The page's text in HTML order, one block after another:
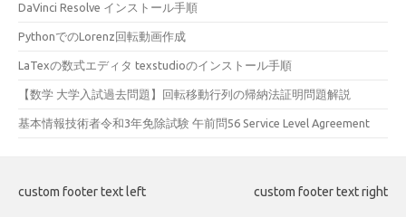
DaVinci Resolve インストール手順
PythonでのLorenz回転動画作成
LaTexの数式エディタ texstudioのインストール手順
【数学 大学入試過去問題】回転移動行列の帰納法証明問題解説
基本情報技術者令和3年免除試験 午前問56 Service Level Agreement
custom footer text left custom footer text right